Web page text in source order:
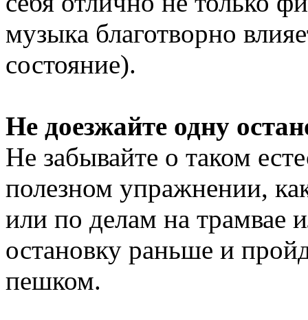
музыка благотворно
состояние).
Не доезжайте одну
Не забывайте о таком
полезном упражнении,
или по делам на трамвае
остановку раньше и
пешком.